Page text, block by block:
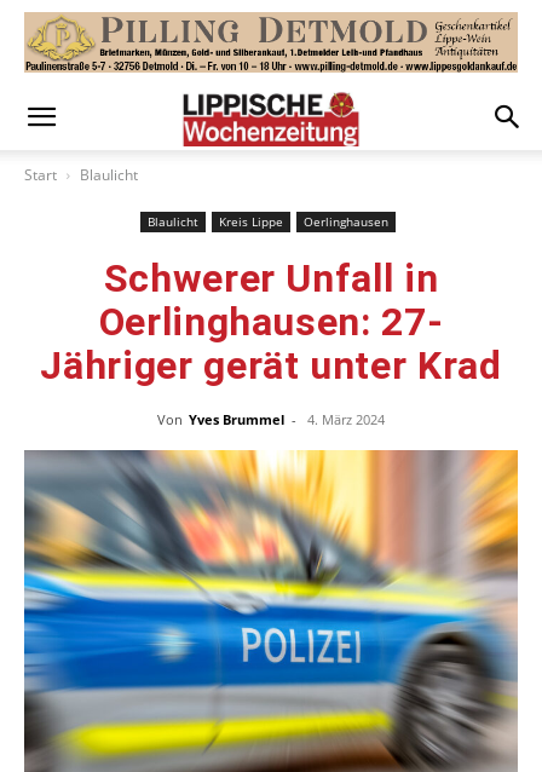
Start Blaulicht
Blaulicht Kreis Lippe Oerlinghausen
Schwerer Unfall in
Oerlinghausen: 27-
Jähriger gerät unter Krad
Von Yves Brummel - 4. März 2024